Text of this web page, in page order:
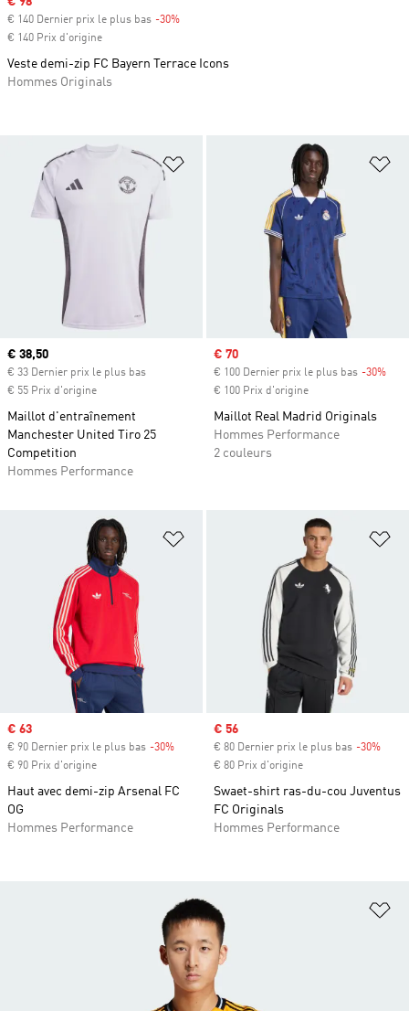
Ajouter à la Liste de produits
Prix actuel
€ 38,50
€ 33 Dernier prix le plus bas
€ 55 Prix d'origine
Maillot d'entraînement
Manchester United Tiro 25
Competition
Hommes Performance
Prix soldé
€ 70
€ 100 Dernier prix le plus bas -30%
€ 100 Prix d'origine
Maillot Real Madrid Originals
Hommes Performance
2 couleurs
Ajouter à la Liste de produits
Prix soldé
€ 63
€ 90 Dernier prix le plus bas -30%
€ 90 Prix d'origine
Haut avec demi-zip Arsenal FC
OG
Hommes Performance
Prix soldé
€ 56
€ 80 Dernier prix le plus bas -30%
€ 80 Prix d'origine
Swaet-shirt ras-du-cou Juventus
FC Originals
Hommes Performance
€ 140 Dernier prix le plus bas -30%
€ 140 Prix d'origine
Veste demi-zip FC Bayern Terrace Icons
Hommes Originals